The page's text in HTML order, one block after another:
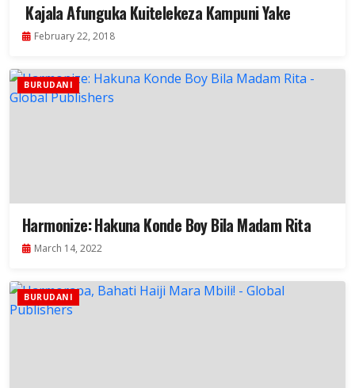
Kajala Afunguka Kuitelekeza Kampuni Yake
February 22, 2018
BURUDANI
Harmonize: Hakuna Konde Boy Bila Madam Rita
March 14, 2022
BURUDANI